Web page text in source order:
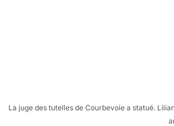
La juge des tutelles de Courbevoie a statué.